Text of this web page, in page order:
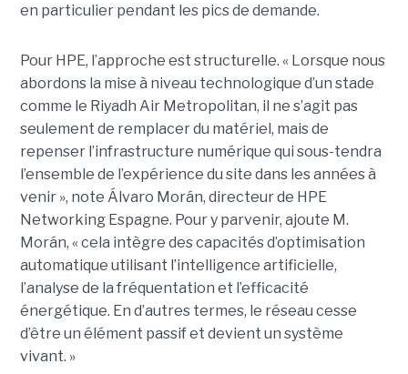
en particulier pendant les pics de demande.
Pour HPE, l’approche est structurelle. « Lorsque nous
abordons la mise à niveau technologique d’un stade
comme le Riyadh Air Metropolitan, il ne s’agit pas
seulement de remplacer du matériel, mais de
repenser l’infrastructure numérique qui sous-tendra
l’ensemble de l’expérience du site dans les années à
venir », note Álvaro Morán, directeur de HPE
Networking Espagne. Pour y parvenir, ajoute M.
Morán, « cela intègre des capacités d’optimisation
automatique utilisant l’intelligence artificielle,
l’analyse de la fréquentation et l’efficacité
énergétique. En d’autres termes, le réseau cesse
d’être un élément passif et devient un système
vivant. »